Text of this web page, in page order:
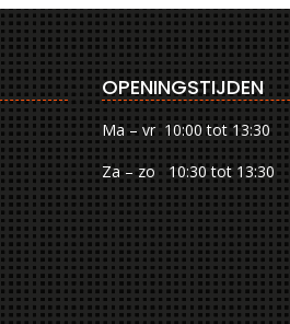
OPENINGSTIJDEN
Ma – vr 10:00 tot 13:30
Za – zo 10:30 tot 13:30